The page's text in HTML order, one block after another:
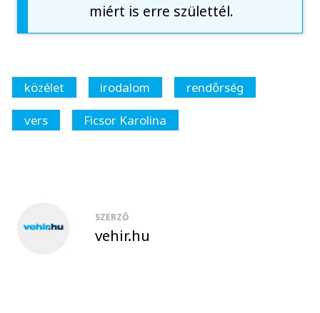
miért is erre születtél.
közélet irodalom
rendőrség
vers
Ficsor Karolina
SZERZŐ
vehir.hu